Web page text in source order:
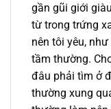
gần gũi giới
từ trong trứng
nên tôi yêu,
tầm thường.
đâu phải tìm ở
thường xung